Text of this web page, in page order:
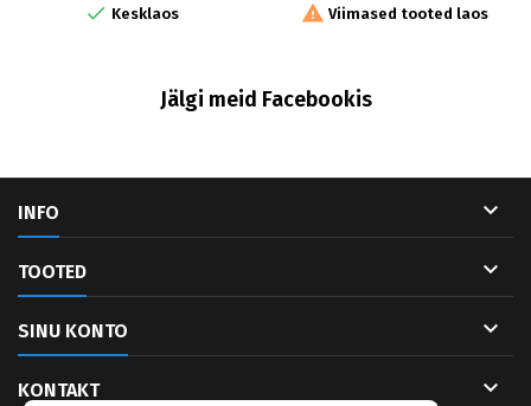
 Kesklaos  Viimased tooted laos
Jälgi meid Facebookis
INFO 
TOOTED 
SINU KONTO 
KONTAKT 